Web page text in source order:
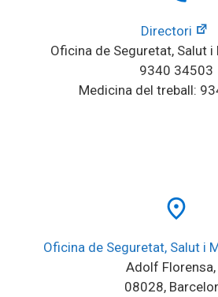
Directori
Oficina de Seguretat, Salut
9340 34503
Medicina del treball:
place
Oficina de Seguretat, Salut i
Adolf Florensa,
08028,